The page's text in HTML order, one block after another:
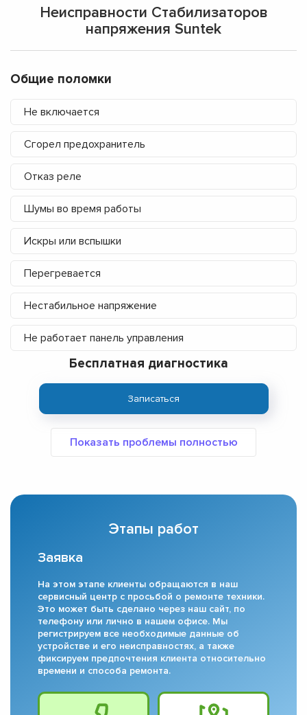
Неисправности Стабилизаторов
напряжения Suntek
Общие поломки
Не включается
Сгорел предохранитель
Отказ реле
Шумы во время работы
Искры или вспышки
Перегревается
Нестабильное напряжение
Не работает панель управления
Бесплатная диагностика
Записаться
Этапы работ
Заявка
На этом этапе клиенты обращаются в наш
сервисный центр с просьбой о ремонте техники.
Это может быть сделано через наш сайт, по
телефону или лично в нашем офисе. Мы
регистрируем все необходимые данные об
устройстве и его неисправностях, а также
фиксируем предпочтения клиента относительно
времени и способа ремонта.